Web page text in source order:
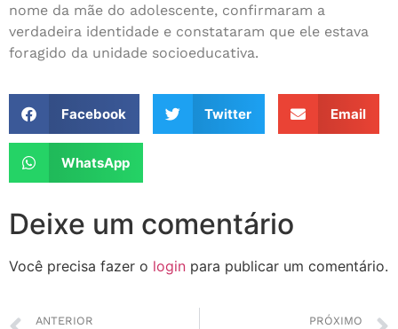
nome da mãe do adolescente, confirmaram a
verdadeira identidade e constataram que ele estava
foragido da unidade socioeducativa.
Facebook Twitter Email
WhatsApp
Deixe um comentário
Você precisa fazer o login para publicar um comentário.
ANTERIOR PRÓXIMO